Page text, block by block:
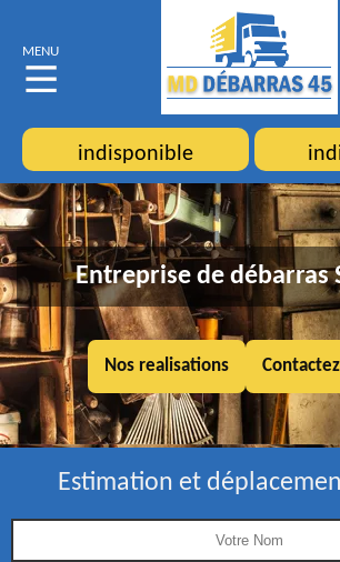
MENU
indisponible
Entreprise de débarras
Nos realisations
Estimation et